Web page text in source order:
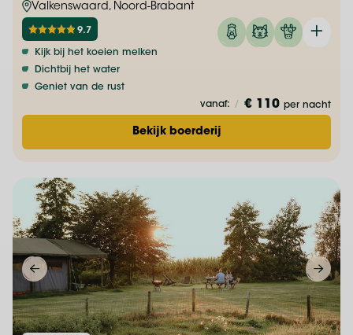
Valkenswaard, Noord-Brabant
9.7
Kijk bij het koeien melken
Dichtbij het water
Geniet van de rust
vanaf: / € 110 per nacht
Bekijk boerderij